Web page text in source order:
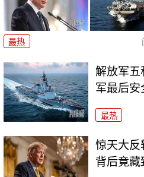
最热
解放军五
军最后安
最热
惊天大反
背后竟藏